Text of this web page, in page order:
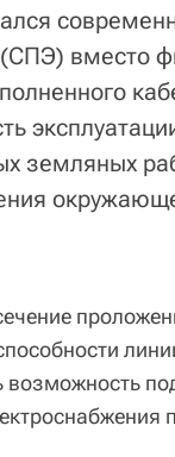
вместо
земляных
возможность